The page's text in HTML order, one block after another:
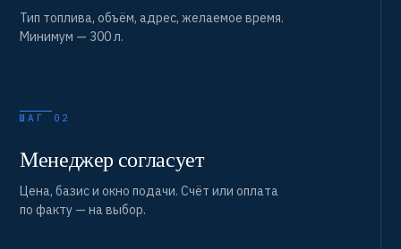
Тип топлива, объём, адрес, желаемое время.
Минимум — 300 л.
ШАГ 02
Менеджер согласует
Цена, базис и окно подачи. Счёт или оплата
по факту — на выбор.